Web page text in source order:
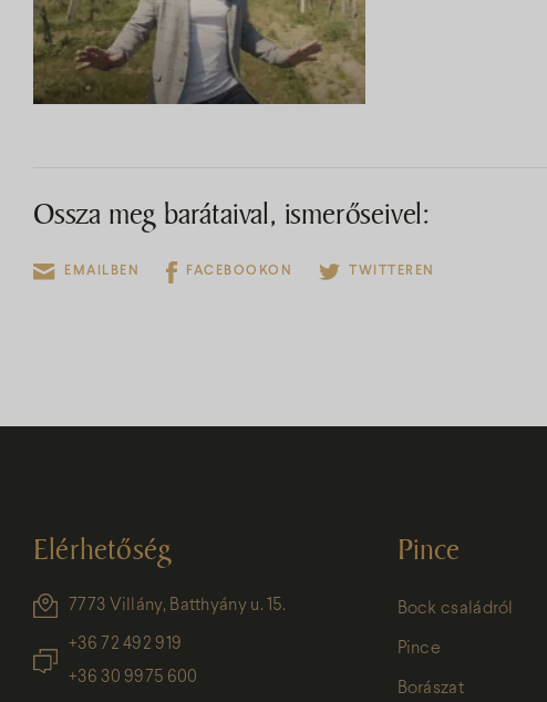
Ossza meg barátaival, ismerőseivel:
EMAILBEN FACEBOOKON TWITTEREN
Elérhetőség
7773 Villány, Batthyány u. 15.
+36 72 492 919
+36 30 9975 600
Pince
Bock családról
Pince
Borászat